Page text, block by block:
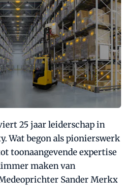
25 jaar leiderschap in
Wat begon als pionierswerk
toonaangevende expertise
maken van
Sander Merkx